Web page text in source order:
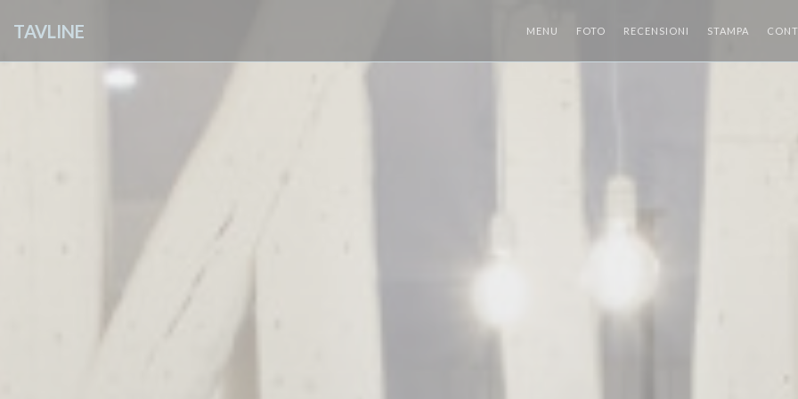
TAVLINE MENU FOTO RECENSIONI STAMPA